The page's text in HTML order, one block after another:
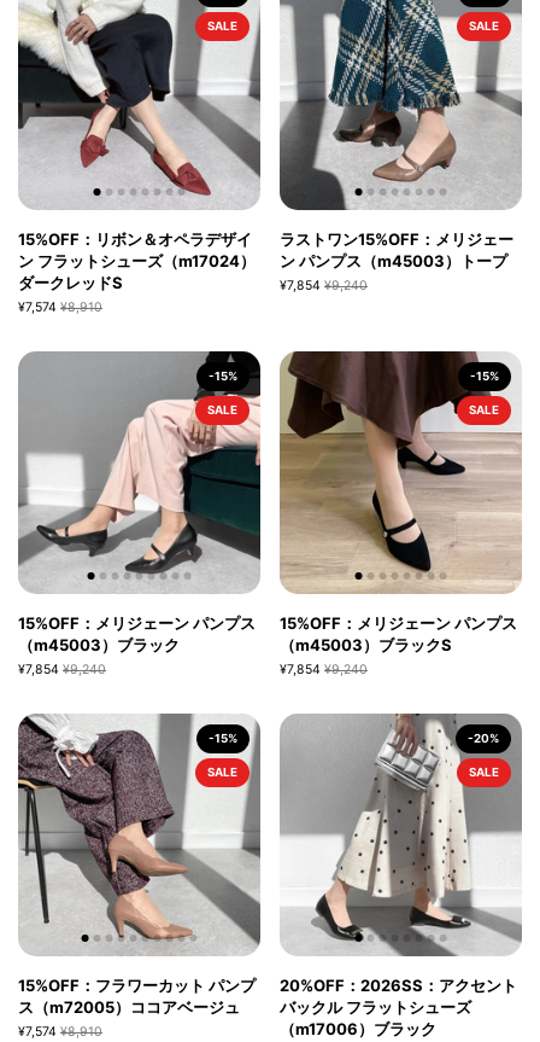
15%OFF：リボン＆オペラデザイ
ン フラットシューズ（m17024）
ダークレッドS
¥7,574 ¥8,910
SALE
ラストワン15%OFF：メリジェー
ン パンプス（m45003）トープ
¥7,854 ¥9,240
SALE
15%OFF：メリジェーン パンプス
（m45003）ブラック
¥7,854 ¥9,240
-15%
SALE
15%OFF：メリジェーン パンプス
（m45003）ブラックS
¥7,854 ¥9,240
-15%
SALE
15%OFF：フラワーカット パンプ
ス（m72005）ココアベージュ
¥7,574 ¥8,910
-15%
SALE
20%OFF：2026SS：アクセント
バックル フラットシューズ
（m17006）ブラック
-20%
SALE